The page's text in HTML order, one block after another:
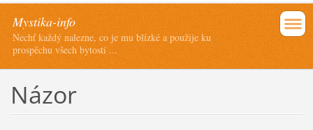
Mystika-info
Nechť každý nalezne, co je mu blízké a použije ku
prospěchu všech bytostí ...
Názor